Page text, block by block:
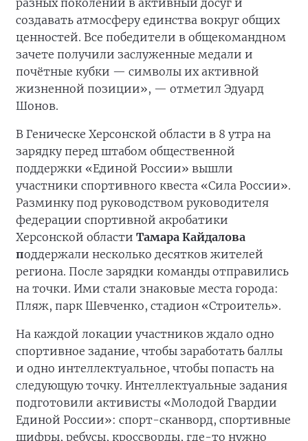
разных поколений в активный досуг и
создавать атмосферу единства вокруг общих
ценностей. Все победители в общекомандном
зачете получили заслуженные медали и
почётные кубки — символы их активной
жизненной позиции», — отметил Эдуард
Шонов.
В Геническе Херсонской области в 8 утра на
зарядку перед штабом общественной
поддержки «Единой России» вышли
участники спортивного квеста «Сила России».
Разминку под руководством руководителя
федерации спортивной акробатики
Херсонской области Тамара Кайдалова
поддержали несколько десятков жителей
региона. После зарядки команды отправились
на точки. Ими стали знаковые места города:
Пляж, парк Шевченко, стадион «Строитель».
На каждой локации участников ждало одно
спортивное задание, чтобы заработать баллы
и одно интеллектуальное, чтобы попасть на
следующую точку. Интеллектуальные задания
подготовили активисты «Молодой Гвардии
Единой России»: спорт-сканворд, спортивные
шифры, ребусы, кроссворды, где-то нужно